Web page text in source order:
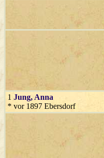
1 Jung, Anna
* vor 1897 Ebersdorf